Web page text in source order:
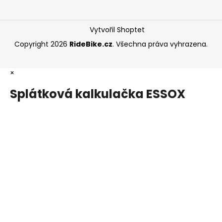
Vytvořil Shoptet
Copyright 2026 RideBike.cz. Všechna práva vyhrazena.
×
Splátková kalkulačka ESSOX